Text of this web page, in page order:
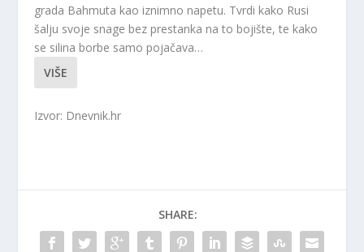
grada Bahmuta kao iznimno napetu. Tvrdi kako Rusi
šalju svoje snage bez prestanka na to bojište, te kako
se silina borbe samo pojačava…
VIŠE
Izvor: Dnevnik.hr
SHARE: